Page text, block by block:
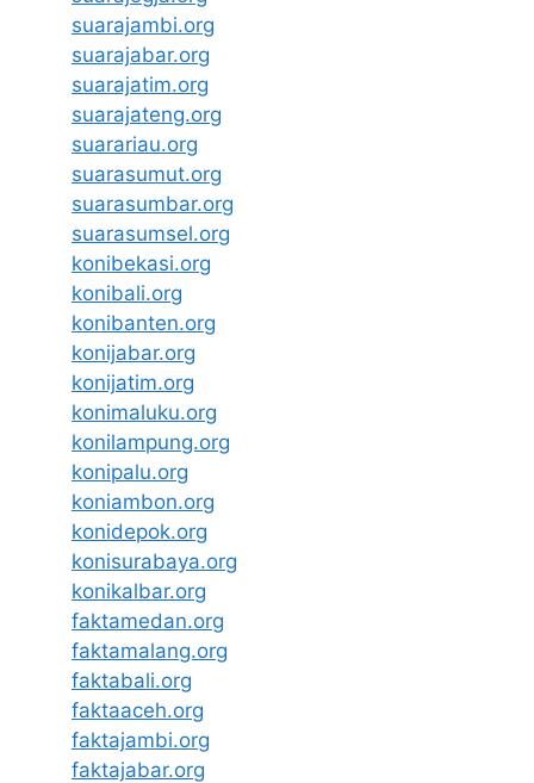
suarajambi.org
suarajabar.org
suarajatim.org
suarajateng.org
suarariau.org
suarasumut.org
suarasumbar.org
suarasumsel.org
konibekasi.org
konibali.org
konibanten.org
konijabar.org
konijatim.org
konimaluku.org
konilampung.org
konipalu.org
koniambon.org
konidepok.org
konisurabaya.org
konikalbar.org
faktamedan.org
faktamalang.org
faktabali.org
faktaaceh.org
faktajambi.org
faktajabar.org